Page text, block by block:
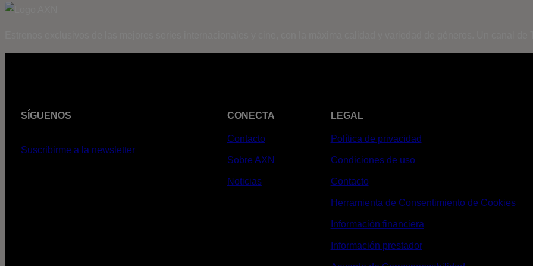
SÍGUENOS
Suscribirme a la newsletter
CONECTA
Contacto
Sobre AXN
Noticias
LEGAL
Política de privacidad
Condiciones de uso
Contacto
Herramienta de Consentimiento de Cookies
Información financiera
Información prestador